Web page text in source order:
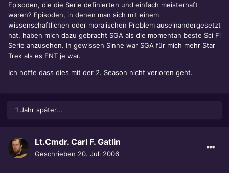
Episoden, die die Serie definierten und einfach meisterhaft
waren? Episoden, in denen man sich mit einem
wissenschaftlichen oder moralischen Problem auseinandergesetzt
hat, haben mich dazu gebracht SGA als die momentan beste Sci Fi
Serie anzusehen. In gewissen Sinne war SGA für mich mehr Star
Trek als es ENT je war.
Ich hoffe dass dies mit der 2. Season nicht verloren geht.
1 Jahr später...
Lt.Cmdr. Carl F. Gatlin
Geschrieben 20. Juli 2006